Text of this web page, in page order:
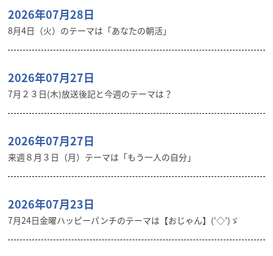
2026年07月28日
8月4日（火）のテーマは「あなたの朝活」
2026年07月27日
7月２３日(木)放送後記と今週のテーマは？
2026年07月27日
来週８月３日（月）テーマは「もう一人の自分」
2026年07月23日
7月24日金曜ハッピーパンチのテーマは【おじゃん】(‘◇’)ゞ